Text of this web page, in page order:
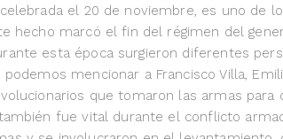
el 20 de noviembre, es uno de
hecho marcó el fin del régimen del
esta época surgieron diferentes
mencionar a Francisco Villa,
que tomaron las armas para
fue vital durante el conflicto